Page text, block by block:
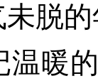
脱
的